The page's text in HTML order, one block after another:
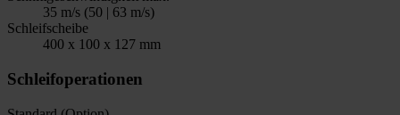
35 m/s (50 | 63 m/s)
Schleifscheibe
400 x 100 x 127 mm
Schleifoperationen